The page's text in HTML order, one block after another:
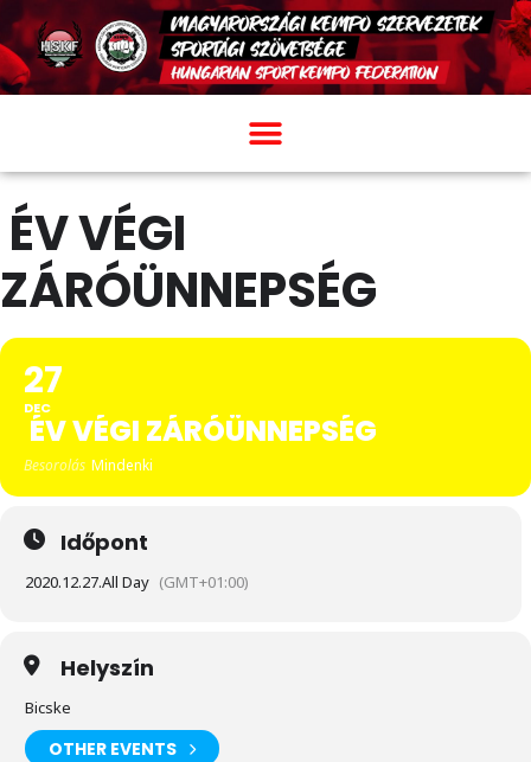
ÉV VÉGI
ZÁRÓÜNNEPSÉG
27
DEC
ÉV VÉGI ZÁRÓÜNNEPSÉG
Besorolás Mindenki
Időpont
2020.12.27.All Day (GMT+01:00)
Helyszín
Bicske
OTHER EVENTS